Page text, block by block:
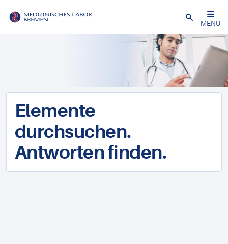
Schließen
MENU
Elemente
durchsuchen.
Antworten finden.